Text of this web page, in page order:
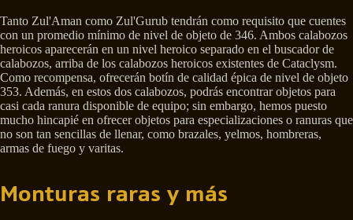
Tanto Zul'Aman como Zul'Gurub tendrán como requisito que cuentes
con un promedio mínimo de nivel de objeto de 346. Ambos calabozos
heroicos aparecerán en un nivel heroico separado en el buscador de
calabozos, arriba de los calabozos heroicos existentes de Cataclysm.
Como recompensa, ofrecerán botín de calidad épica de nivel de objeto
353. Además, en estos dos calabozos, podrás encontrar objetos para
casi cada ranura disponible de equipo; sin embargo, hemos puesto
mucho hincapié en ofrecer objetos para especializaciones o ranuras que
no son tan sencillas de llenar, como brazales, yelmos, hombreras,
armas de fuego y varitas.
Monturas raras y más